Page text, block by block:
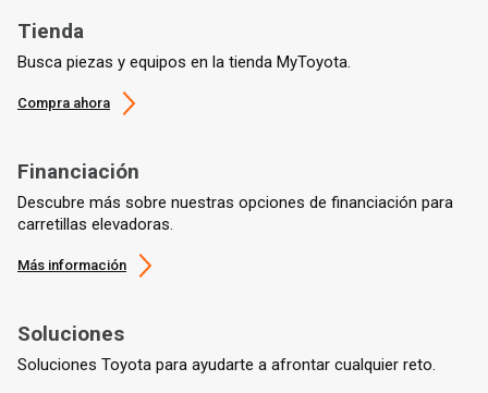
Tienda
Busca piezas y equipos en la tienda MyToyota.
Compra ahora
Financiación
Descubre más sobre nuestras opciones de financiación para
carretillas elevadoras.
Más información
Soluciones
Soluciones Toyota para ayudarte a afrontar cualquier reto.